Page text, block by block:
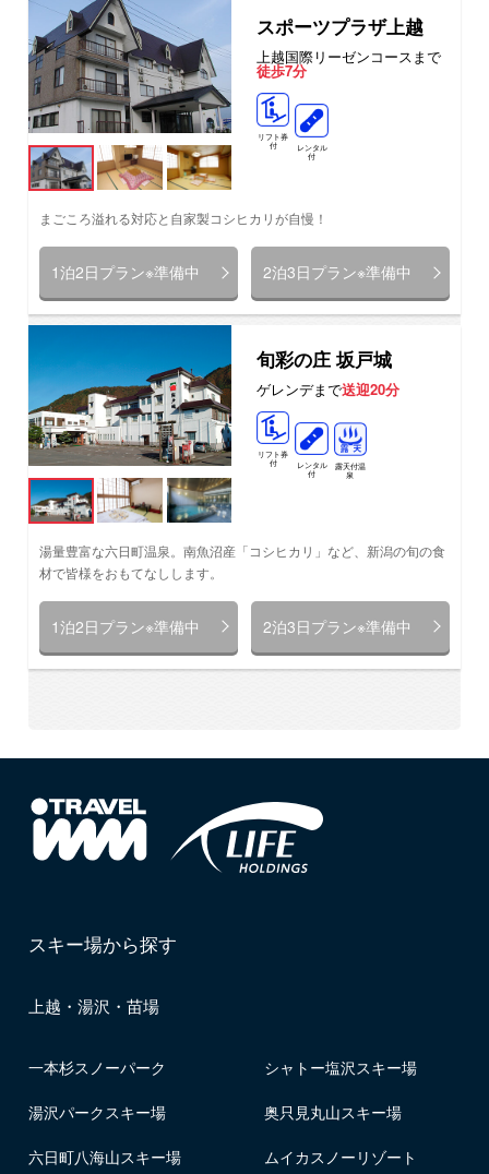
スポーツプラザ上越
上越国際リーゼンコースまで
徒歩7分
リフト券
付
レンタル
付
まごころ溢れる対応と自家製コシヒカリが自慢！
1泊2日プラン※準備中 2泊3日プラン※準備中
旬彩の庄 坂戸城
ゲレンデまで送迎20分
リフト券
付
レンタル
付
露天付温
泉
湯量豊富な六日町温泉。南魚沼産「コシヒカリ」など、新潟の旬の食
材で皆様をおもてなしします。
1泊2日プラン※準備中 2泊3日プラン※準備中
スキー場から探す
上越・湯沢・苗場
一本杉スノーパーク シャトー塩沢スキー場
湯沢パークスキー場 奥只見丸山スキー場
六日町八海山スキー場 ムイカスノーリゾート